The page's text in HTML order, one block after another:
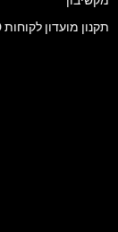
תקנון מועדון לקוחות DREAM CARD